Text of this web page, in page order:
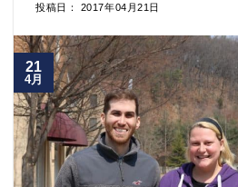
投稿日： 2017年04月21日
21
4月